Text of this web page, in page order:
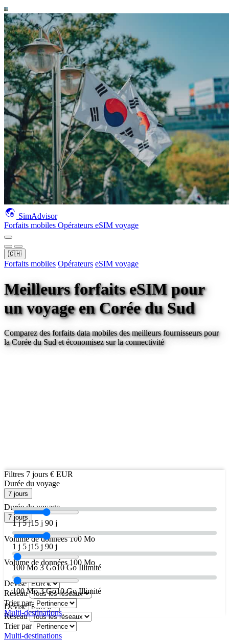
SimAdvisor
Forfaits mobiles Opérateurs eSIM voyage
🇨🇭
Forfaits mobiles Opérateurs eSIM voyage
Meilleurs forfaits eSIM pour
un voyageen Corée du Sud
Comparez des forfaits data mobiles des meilleurs fournisseurs pour
la Corée du Sudet économisez sur la connectivité
Filtres 7 jours € EUR
Durée du voyage
7 jours
1 j 5 j15 j 90 j
Volume de données 100 Mo
100 Mo 3 Go10 Go Illimité
Devise
Réseau
Trier par
Multi-destinations
Durée du voyage
7 jours
1 j 5 j15 j 90 j
Volume de données 100 Mo
100 Mo 3 Go10 Go Illimité
Devise
Réseau
Trier par
Multi-destinations